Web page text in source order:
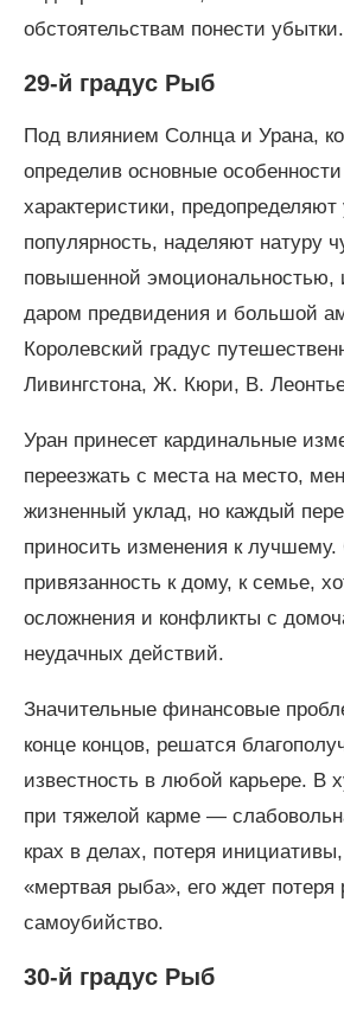
обстоятельствам понести убытки.
29-й градус Рыб
Под влиянием Солнца и Урана,
определив основные
характеристики, предопределяют
популярность, наделяют натуру
повышенной эмоциональностью,
даром предвидения и большой
Королевский градус
Ливингстона, Ж. Кюри, В.
Уран принесет кардинальные
переезжать с места на место,
жизненный уклад, но каждый
приносить изменения к лучшему.
привязанность к дому, к семье,
осложнения и конфликты с
неудачных действий.
Значительные финансовые
конце концов, решатся
известность в любой карьере. В
при тяжелой карме —
крах в делах, потеря инициативы,
«мертвая рыба», его ждет потеря
самоубийство.
30-й градус Рыб